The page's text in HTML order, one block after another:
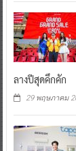
ลางปีสุดคึกคัก
29 พฤษภาคม